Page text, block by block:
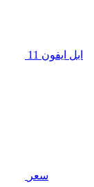
ابل ايفون 11
سعر